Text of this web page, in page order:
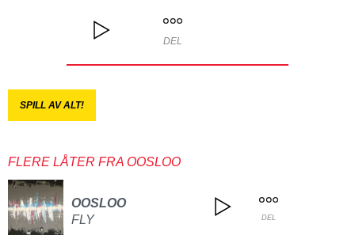
DEL
SPILL AV ALT!
FLERE LÅTER FRA OOSLOO
OOSLOO
FLY
DEL